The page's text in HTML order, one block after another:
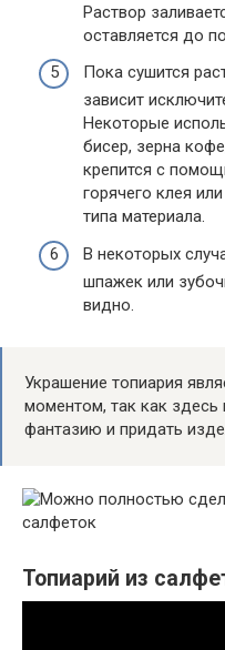
Раствор
оставляется до
Пока сушится
зависит
Некоторые
бисер, зерна
крепится с
горячего клея
типа материала.
В некоторых
шпажек или
видно.
Украшение топиария
моментом, так как
фантазию и придать
Топиарий из